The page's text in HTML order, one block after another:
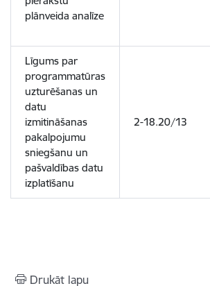
plānveida analīze
Līgums par
programmatūras
uzturēšanas un
datu
izmitināšanas
pakalpojumu
sniegšanu un
pašvaldības datu
izplatīšanu
2-18.20/13
Drukāt lapu